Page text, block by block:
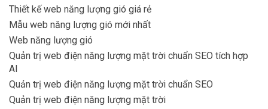
Thiết kế web năng lượng gió giá rẻ
Mẫu web năng lượng gió mới nhất
Web năng lượng gió
Quản trị web điện năng lượng mặt trời chuẩn SEO tích hợp
AI
Quản trị web điện năng lượng mặt trời chuẩn SEO
Quản trị web điện năng lượng mặt trời